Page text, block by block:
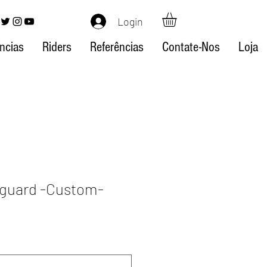
Login
Riders Referências Contate-Nos Loja
-Custom-